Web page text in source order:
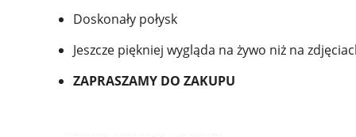
Doskonały połysk
Jeszcze piękniej wygląda na żywo niż na
ZAPRASZAMY DO ZAKUPU